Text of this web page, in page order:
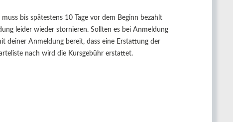
bis spätestens 10 Tage vor dem Beginn bezahlt
leider wieder stornieren. Sollten es bei Anmeldung
deiner Anmeldung bereit, dass eine Erstattung der
nach wird die Kursgebühr erstattet.